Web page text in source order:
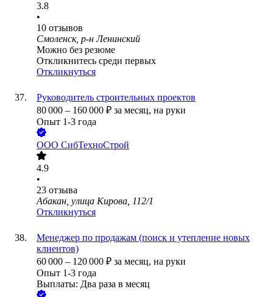
3.8
•
10 отзывов
Смоленск, р-н Ленинский
Можно без резюме
Откликнитесь среди первых
Откликнуться
Руководитель строительных проектов
80 000 – 160 000 ₽ за месяц, на руки
Опыт 1-3 года
ООО СибТехноСтрой
4.9
•
23 отзыва
Абакан, улица Кирова, 112/1
Откликнуться
Менеджер по продажам (поиск и утепление новых
клиентов)
60 000 – 120 000 ₽ за месяц, на руки
Опыт 1-3 года
Выплаты: Два раза в месяц